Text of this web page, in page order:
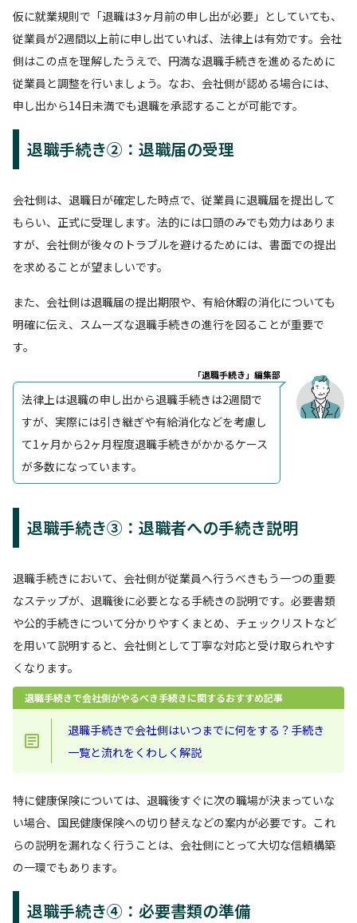
仮に就業規則で「退職は3ヶ月前の申し出が必要」としていても、
従業員が2週間以上前に申し出ていれば、法律上は有効です。会社
側はこの点を理解したうえで、円満な退職手続きを進めるために
従業員と調整を行いましょう。なお、会社側が認める場合には、
申し出から14日未満でも退職を承認することが可能です。
退職手続き②：退職届の受理
会社側は、退職日が確定した時点で、従業員に退職届を提出して
もらい、正式に受理します。法的には口頭のみでも効力はありま
すが、会社側が後々のトラブルを避けるためには、書面での提出
を求めることが望ましいです。
また、会社側は退職届の提出期限や、有給休暇の消化についても
明確に伝え、スムーズな退職手続きの進行を図ることが重要で
す。
「退職手続き」編集部
法律上は退職の申し出から退職手続きは2週間で
すが、実際には引き継ぎや有給消化などを考慮し
て1ヶ月から2ヶ月程度退職手続きがかかるケース
が多数になっています。
退職手続き③：退職者への手続き説明
退職手続きにおいて、会社側が従業員へ行うべきもう一つの重要
なステップが、退職後に必要となる手続きの説明です。必要書類
や公的手続きについて分かりやすくまとめ、チェックリストなど
を用いて説明すると、会社側として丁寧な対応と受け取られやす
くなります。
退職手続きで会社側がやるべき手続きに関するおすすめ記事
退職手続きで会社側はいつまでに何をする？手続き
一覧と流れをくわしく解説
特に健康保険については、退職後すぐに次の職場が決まっていな
い場合、国民健康保険への切り替えなどの案内が必要です。これ
らの説明を漏れなく行うことは、会社側にとって大切な信頼構築
の一環でもあります。
退職手続き④：必要書類の準備